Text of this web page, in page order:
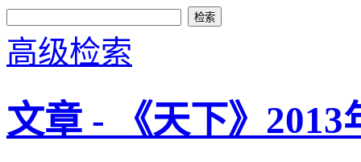
高级检索
文章 - 《天下》2013